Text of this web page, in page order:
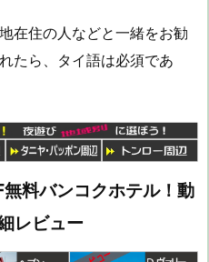
在住の人などと一緒をお勧
たら、タイ語は必須であ
料バンコクホテル！動
レビュー